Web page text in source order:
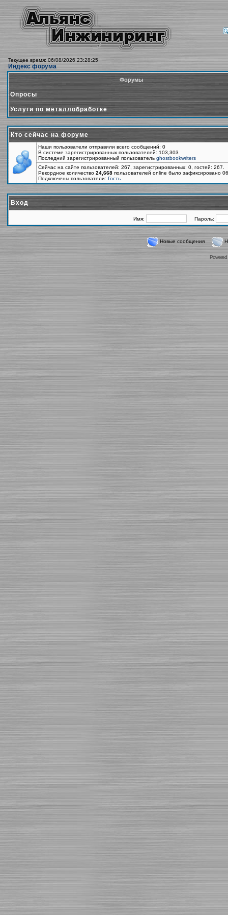
Текущее время: 06/08/2026 23:28:25
Индекс форума
Форумы
Опросы
Услуги по металлобработке
Кто сейчас на форуме
Наши пользователи отправили всего сообщений: 0
В системе зарегистрированных пользователей: 103,303
Последний зарегистрированный пользователь ghostbookwriters
Сейчас на сайте пользователей: 267, зарегистрированных: 0, гостей:
Рекордное количество 24,668 пользователей online было зафиксировано
Подключены пользователи: Гость
Вход
Имя: Пароль:
Новые сообщения